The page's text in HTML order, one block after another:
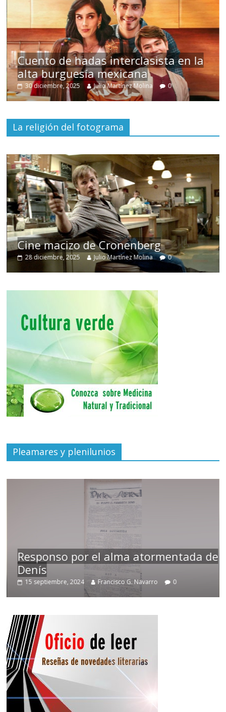
Cuento de hadas interclasista en la
alta burguesía mexicana
30 diciembre, 2025 Julio Martínez Molina 0
La religión del fotograma
Cine macizo de Cronenberg
28 diciembre, 2025 Julio Martínez Molina 0
Pleamares y plenilunios
Responso por el alma atormentada de
Denís
15 septiembre, 2024 Francisco G. Navarro 0